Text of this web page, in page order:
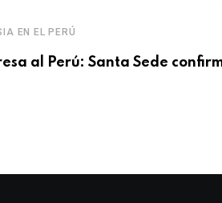
EN EL PERÚ
al Perú: Santa Sede